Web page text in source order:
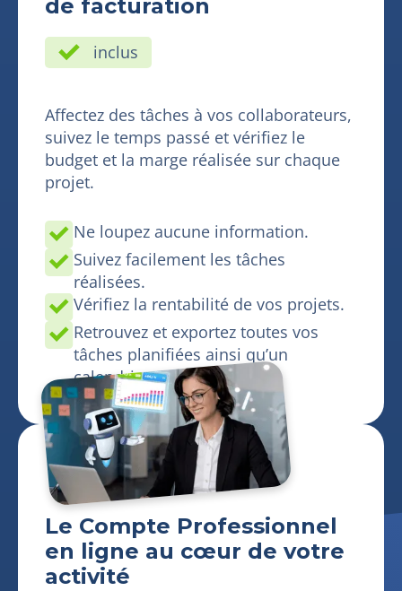
de facturation
inclus
Affectez des tâches à vos collaborateurs,
suivez le temps passé et vérifiez le
budget et la marge réalisée sur chaque
projet.
Ne loupez aucune information.
Suivez facilement les tâches
réalisées.
Vérifiez la rentabilité de vos projets.
Retrouvez et exportez toutes vos
tâches planifiées ainsi qu’un
calendrier dédié.
Le Compte Professionnel
en ligne au cœur de votre
activité